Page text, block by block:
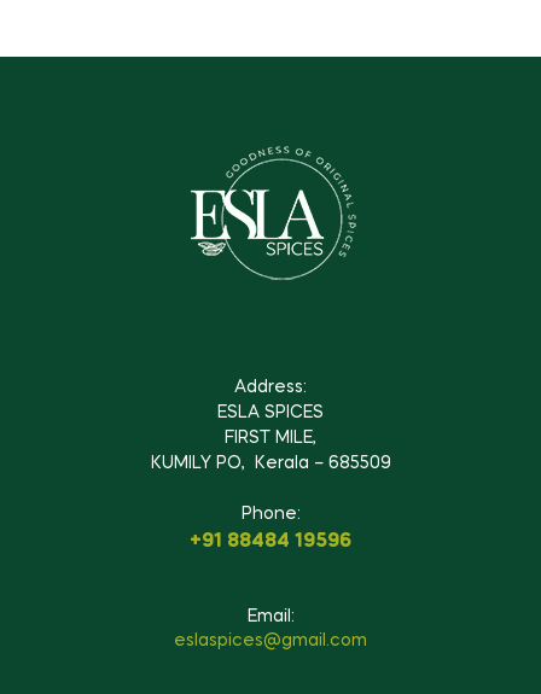
Address:
ESLA SPICES
FIRST MILE,
KUMILY PO, Kerala – 685509
Phone:
+91 88484 19596
Email:
eslaspices@gmail.com